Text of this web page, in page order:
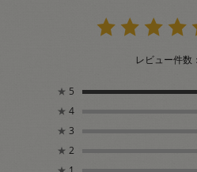
レビュー件数：
★ 5
★ 4
★ 3
★ 2